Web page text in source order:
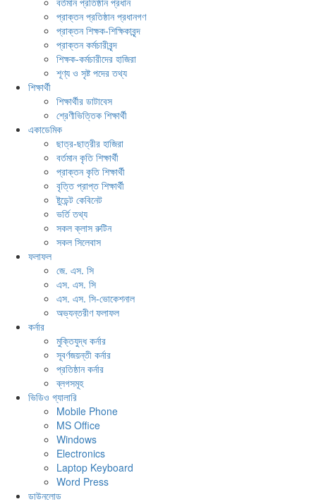
প্রাক্তন প্রতিষ্ঠান প্রধানগণ
প্রাক্তন শিক্ষক-শিক্ষিকাবৃন্দ
প্রাক্তন কর্মচারীবৃন্দ
শিক্ষক-কর্মচারীদের হাজিরা
শূণ্য ও সৃষ্ট পদের তথ্য
শিক্ষার্থী
শিক্ষার্থীর ডাটাবেস
শ্রেণীভিত্তিক শিক্ষার্থী
একাডেমিক
ছাত্র-ছাত্রীর হাজিরা
বর্তমান কৃতি শিক্ষার্থী
প্রাক্তন কৃতি শিক্ষার্থী
বৃত্তি প্রাপ্ত শিক্ষার্থী
ষ্টুডেন্ট কেবিনেট
ভর্তি তথ্য
সকল ক্লাস রুটিন
সকল সিলেবাস
ফলাফল
জে. এস. সি
এস. এস. সি
এস. এস. সি-ভোকেশনাল
অভ্যন্তরীণ ফলাফল
কর্নার
মুক্তিযুদ্ধ কর্নার
সূবর্ণজয়ন্তী কর্নার
প্রতিষ্ঠান কর্নার
ব্লগসমূহ
ভিডিও গ্যালারি
Mobile Phone
MS Office
Windows
Electronics
Laptop Keyboard
Word Press
ডাউনলোড